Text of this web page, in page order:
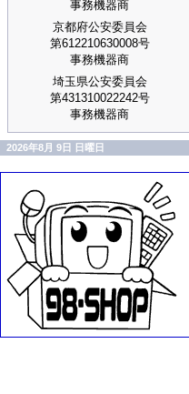
事務機器商
京都府公安委員会
第612210630008号
事務機器商
埼玉県公安委員会
第431310022242号
事務機器商
2026年8月 9日 日曜日